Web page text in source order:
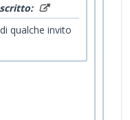
qualche invito